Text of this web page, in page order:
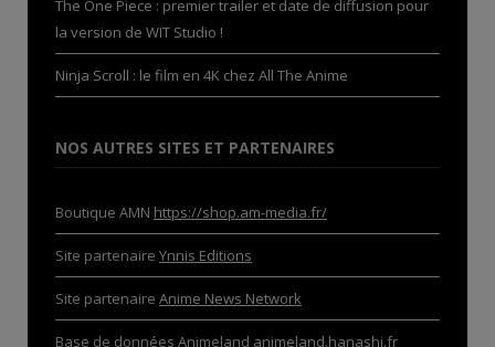
The One Piece : premier trailer et date de diffusion pour
la version de WIT Studio !
Ninja Scroll : le film en 4K chez All The Anime
NOS AUTRES SITES ET PARTENAIRES
Boutique AMN https://shop.am-media.fr/
Site partenaire Ynnis Editions
Site partenaire Anime News Network
Base de données Animeland animeland.hanashi.fr